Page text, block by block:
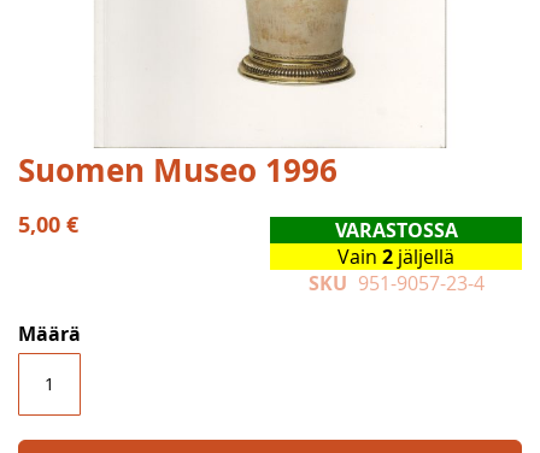
Skip
to
the
beginning
gallery
Suomen Museo 1996
5,00 €
VARASTOSSA
Vain 2 jäljellä
SKU 951-9057-23-4
Määrä